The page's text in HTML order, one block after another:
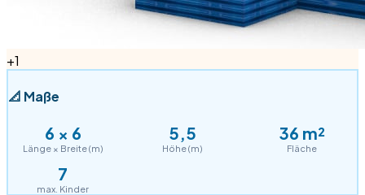
+1
📐 Maße
6 × 6
Länge × Breite (m)
5,5
Höhe (m)
36 m²
Fläche
7
max. Kinder